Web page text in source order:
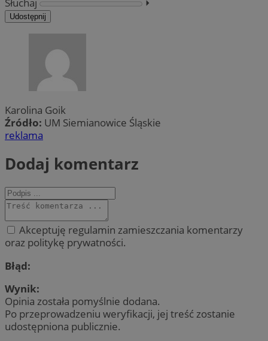
Słuchaj
⏵︎
Udostępnij
Karolina Goik
Źródło: UM Siemianowice Śląskie
reklama
Dodaj komentarz
Akceptuję regulamin zamieszczania komentarzy
oraz politykę prywatności.
Błąd:
Wynik:
Opinia została pomyślnie dodana.
Po przeprowadzeniu weryfikacji, jej treść zostanie
udostępniona publicznie.